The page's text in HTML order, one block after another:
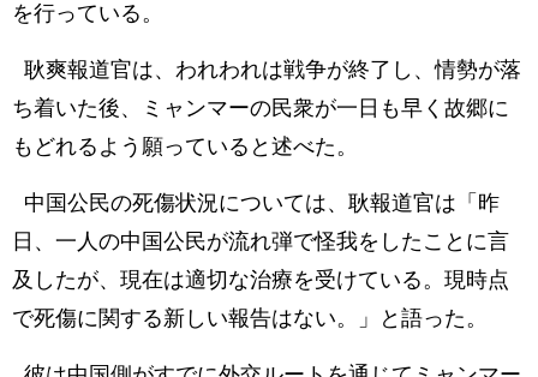
を行っている。
耿爽報道官は、われわれは戦争が終了し、情勢が落
ち着いた後、ミャンマーの民衆が一日も早く故郷に
もどれるよう願っていると述べた。
中国公民の死傷状況については、耿報道官は「昨
日、一人の中国公民が流れ弾で怪我をしたことに言
及したが、現在は適切な治療を受けている。現時点
で死傷に関する新しい報告はない。」と語った。